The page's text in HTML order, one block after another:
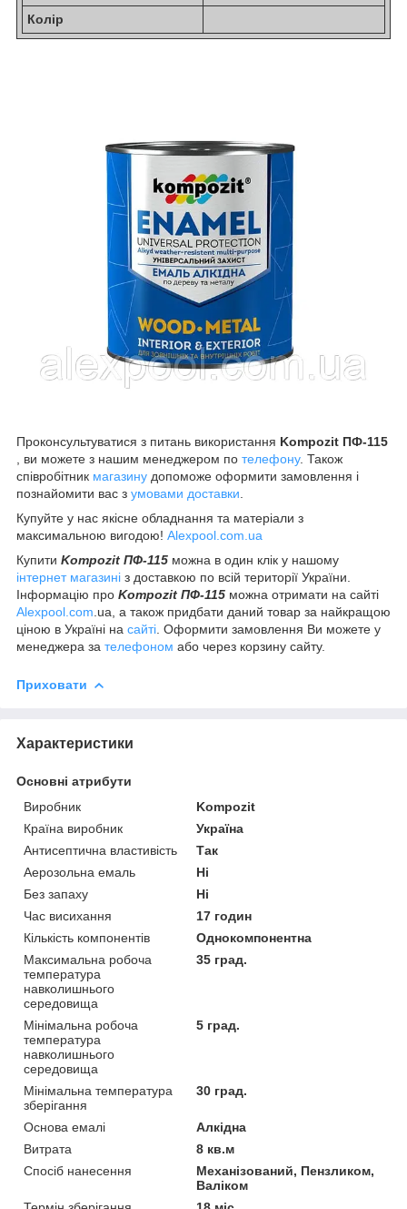
Колір
Проконсультуватися з питань використання Kompozit ПФ-115
, ви можете з нашим менеджером по телефону. Також
співробітник магазину допоможе оформити замовлення і
познайомити вас з умовами доставки
Купуйте у нас якісне обладнання та матеріали з
максимальною вигодою! Alexpool.com.ua
Купити Kompozit ПФ-115 можна в один клік у нашому
інтернет магазині з доставкою по всій території України.
Інформацію про Kompozit ПФ-115 можна отримати на сайті
Alexpool.com .ua, а також придбати даний товар за найкращою
ціною в Україні на сайті . Оформити замовлення Ви можете у
менеджера за телефоном або через корзину сайту.
Приховати
Характеристики
Основні атрибути
Виробник
Kompozit
Країна виробник
Україна
Антисептична властивість
Так
Аерозольна емаль
Ні
Без запаху
Ні
Час висихання
17 годин
Кількість компонентів
Однокомпонентна
Максимальна робоча
температура
навколишнього
середовища
35 град.
Мінімальна робоча
температура
навколишнього
середовища
5 град.
Мінімальна температура
зберігання
30 град.
Основа емалі
Алкідна
Витрата
8 кв.м
Спосіб нанесення
Механізований, Пензликом,
Валіком